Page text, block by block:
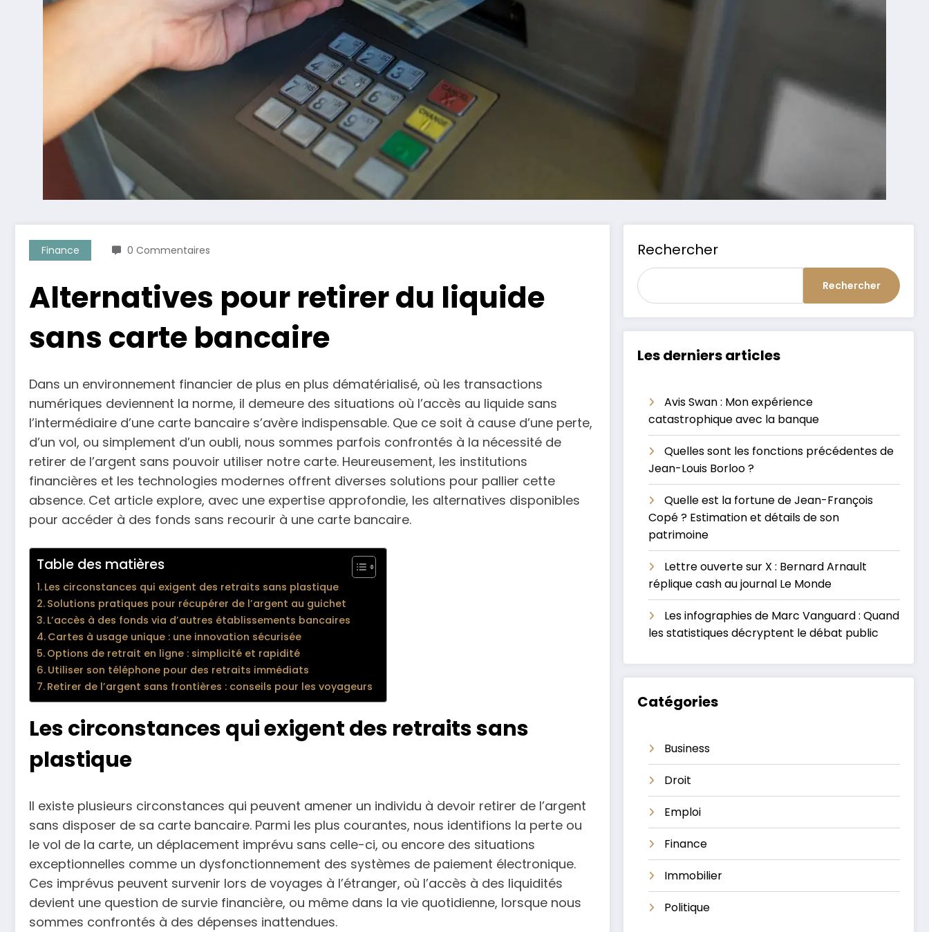
Finance 0 Commentaires
Alternatives pour retirer du liquide
sans carte bancaire
Dans un environnement financier de plus en plus dématérialisé, où les transactions
numériques deviennent la norme, il demeure des situations où l’accès au liquide sans
l’intermédiaire d’une carte bancaire s’avère indispensable. Que ce soit à cause d’une perte,
d’un vol, ou simplement d’un oubli, nous sommes parfois confrontés à la nécessité de
retirer de l’argent sans pouvoir utiliser notre carte. Heureusement, les institutions
financières et les technologies modernes offrent diverses solutions pour pallier cette
absence. Cet article explore, avec une expertise approfondie, les alternatives disponibles
pour accéder à des fonds sans recourir à une carte bancaire.
Table des matières
Les circonstances qui exigent des retraits sans plastique
Solutions pratiques pour récupérer de l’argent au guichet
L’accès à des fonds via d’autres établissements bancaires
Cartes à usage unique : une innovation sécurisée
Options de retrait en ligne : simplicité et rapidité
Utiliser son téléphone pour des retraits immédiats
Retirer de l’argent sans frontières : conseils pour les voyageurs
Les circonstances qui exigent des retraits sans
plastique
Il existe plusieurs circonstances qui peuvent amener un individu à devoir retirer de l’argent
sans disposer de sa carte bancaire. Parmi les plus courantes, nous identifions la perte ou
le vol de la carte, un déplacement imprévu sans celle-ci, ou encore des situations
exceptionnelles comme un dysfonctionnement des systèmes de paiement électronique.
Ces imprévus peuvent survenir lors de voyages à l’étranger, où l’accès à des liquidités
devient une question de survie financière, ou même dans la vie quotidienne, lorsque nous
sommes confrontés à des dépenses inattendues.
Rechercher
Rechercher
Les derniers articles
Avis Swan : Mon expérience
catastrophique avec la banque
Quelles sont les fonctions précédentes de
Jean-Louis Borloo ?
Quelle est la fortune de Jean-François
Copé ? Estimation et détails de son
patrimoine
Lettre ouverte sur X : Bernard Arnault
réplique cash au journal Le Monde
Les infographies de Marc Vanguard : Quand
les statistiques décryptent le débat public
Catégories
Business
Droit
Emploi
Finance
Immobilier
Politique